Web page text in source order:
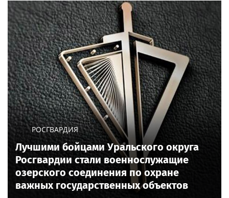
РОСГВАРДИЯ
Лучшими бойцами Уральского округа
Росгвардии стали военнослужащие
озерского соединения по охране
важных государственных объектов